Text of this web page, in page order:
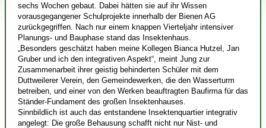
sechs Wochen gebaut. Dabei hätten sie auf ihr Wissen
vorausgegangener Schulprojekte innerhalb der Bienen AG
zurückgegriffen. Nach nur einem knappen Vierteljahr intensiver
Planungs- und Bauphase stand das Insektenhaus.
„Besonders geschätzt haben meine Kollegen Bianca Hutzel, Jan
Gruber und ich den integrativen Aspekt“, meint Jung zur
Zusammenarbeit ihrer geistig behinderten Schüler mit dem
Duttweilerer Verein, den Gemeindewerken, die den Wasserturm
betreiben, und einer von den Werken beauftragten Baufirma für das
Ständer-Fundament des großen Insektenhauses.
Sinnbildlich ist auch das entstandene Insektenquartier integrativ
angelegt: Die große Behausung schafft nicht nur Nist- und